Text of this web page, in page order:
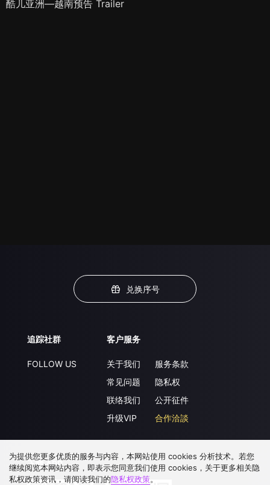
酷儿亚洲—越南预告 Trailer
兑换序号
追踪社群
FOLLOW US
客户服务
关于我们
常见问题
联络我们
升级VIP
服务条款
隐私权
公开征件
合作洽談
下载 APP
为提供您更多优质的服务与内容，本网站使用 cookies 分析技术。若您
继续阅览本网站内容，即表示您同意我们使用 cookies，关于更多相关隐
私权政策资讯，请阅读我们的隐私权政策。